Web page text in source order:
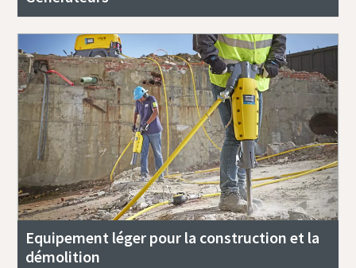
Equipement léger pour la construction et la
démolition